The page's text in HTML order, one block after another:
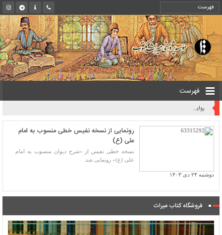
فهرست
روایت یک قرن صیانت از میراث مکتوب ایران به بیان معاون کتابخانه ملی
رونمایی از نسخه نفیس خطی منسوب به امام
علی (ع)
نسخه خطی نفیس از «شرح دیوان منسوب به امام
علی (ع)» رونمایی شد.
دوشنبه ۲۴ دی ۱۴۰۳
فروشگاه کتاب میراث